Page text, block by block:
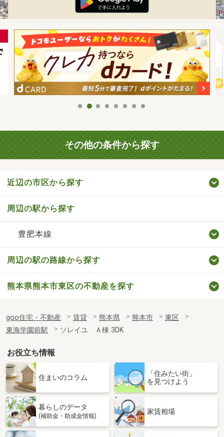
その他の条件から探す
近辺の市区から探す
周辺の駅から探す
豊肥本線
周辺の駅の路線から探す
熊本県熊本市東区の不動産を探す
goo住宅・不動産 賃貸 熊本県 熊本市
東区
東海学園前駅
ソレイユ Ａ棟 3DK
お役立ち情報
住まいのコラム
「住みたい街」
を見つけよう
暮らしのデータ
(補助金・助成金情報)
家賃相場